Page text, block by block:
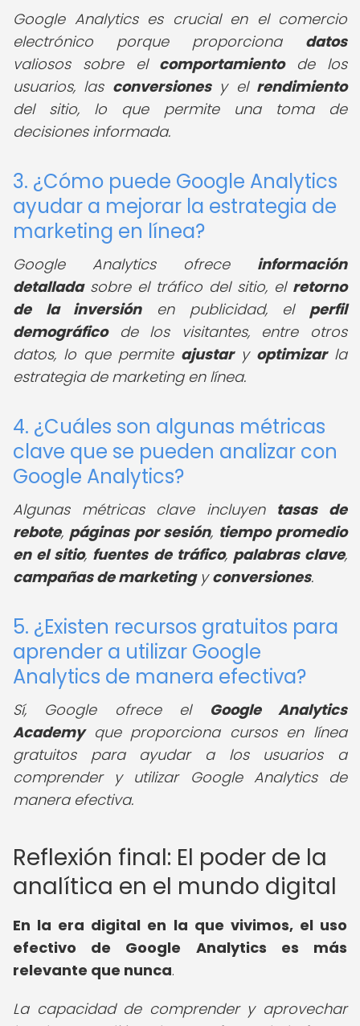
Google Analytics es crucial en el comercio
electrónico porque proporciona datos
valiosos sobre el comportamientode los
usuarios, las conversionesy el rendimiento
del sitio, lo que permite una toma de
decisiones informada.
3. ¿Cómo puede Google Analytics
ayudar a mejorar la estrategia de
marketing en línea?
Google Analytics ofrece información
detalladasobre el tráfico del sitio, el retorno
de la inversiónen publicidad, el perfil
demográficode los visitantes, entre otros
datos, lo que permite ajustary optimizarla
estrategia de marketing en línea.
4. ¿Cuáles son algunas métricas
clave que se pueden analizar con
Google Analytics?
Algunas métricas clave incluyen tasas de
rebote, páginas por sesión, tiempo promedio
en el sitio, fuentes de tráfico, palabras clave,
campañas de marketingyconversiones.
5. ¿Existen recursos gratuitos para
aprender a utilizar Google
Analytics de manera efectiva?
Sí, Google ofrece el Google Analytics
Academyque proporciona cursos en línea
gratuitos para ayudar a los usuarios a
comprender y utilizar Google Analytics de
manera efectiva.
Reflexión final: El poder de la
analítica en el mundo digital
En la era digital en la que vivimos, el uso
efectivo de Google Analytics es más
relevante que nunca.
La capacidad de comprender y aprovechar